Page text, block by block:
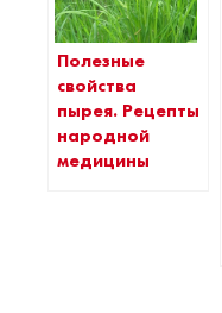
Полезные
свойства
пырея. Рецепты
народной
медицины